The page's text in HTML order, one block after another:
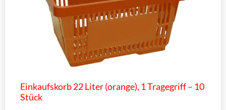
Einkaufskorb 22 Liter (orange), 1 Tragegriff – 10
Stück